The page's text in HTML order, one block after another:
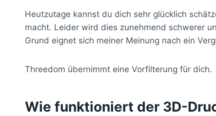
Heutzutage kannst du dich sehr glücklich
macht. Leider wird dies zunehmend schwerer
Grund eignet sich meiner Meinung nach ein
Threedom übernimmt eine Vorfilterung für dich.
Wie funktioniert der 3D-